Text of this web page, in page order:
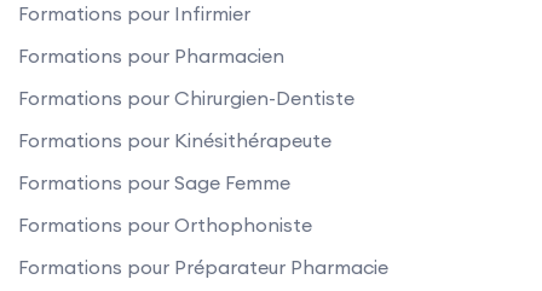
Formations pour Infirmier
Formations pour Pharmacien
Formations pour Chirurgien-Dentiste
Formations pour Kinésithérapeute
Formations pour Sage Femme
Formations pour Orthophoniste
Formations pour Préparateur Pharmacie